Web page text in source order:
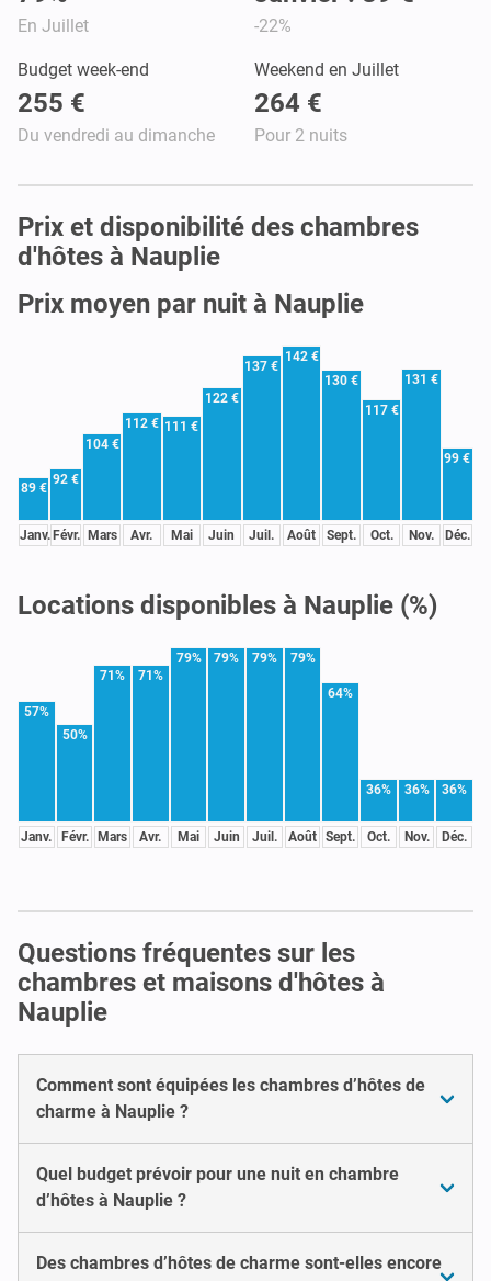
En Juillet -22%
Budget week-end
255 €
Du vendredi au dimanche
Weekend en Juillet
264 €
Pour 2 nuits
Prix et disponibilité des chambres
d'hôtes à Nauplie
Prix moyen par nuit à Nauplie
89 €
Janv.
92 €
Févr.
104 €
Mars
112 €
Avr.
111 €
Mai
122 €
Juin
137 €
Juil.
142 €
Août
130 €
Sept.
117 €
Oct.
131 €
Nov.
99 €
Déc.
Locations disponibles à Nauplie (%)
57%
Janv.
50%
Févr.
71%
Mars
71%
Avr.
79%
Mai
79%
Juin
79%
Juil.
79%
Août
64%
Sept.
36%
Oct.
36%
Nov.
36%
Déc.
Questions fréquentes sur les
chambres et maisons d'hôtes à
Nauplie
Comment sont équipées les chambres d’hôtes de
charme à Nauplie ?
Quel budget prévoir pour une nuit en chambre
d’hôtes à Nauplie ?
Des chambres d’hôtes de charme sont-elles encore